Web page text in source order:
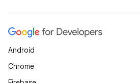
Android
Chrome